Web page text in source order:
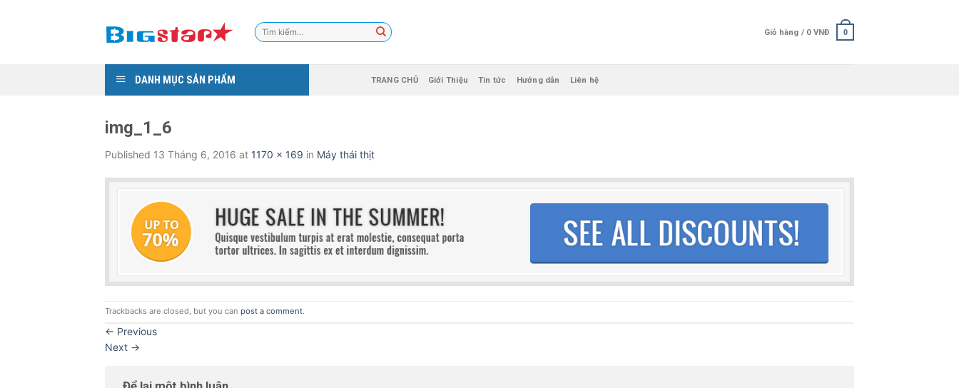
Tìm
kiếm:
Giỏ hàng / 0 VNĐ 0
DANH MỤC SẢN PHẨM TRANG CHỦ Giới Thiệu Tin tức Hướng dẫn Liên hệ
img_1_6
Published 13 Tháng 6, 2016 at 1170 × 169 in Máy thái thịt
Trackbacks are closed, but you can post a comment.
← Previous
Next →